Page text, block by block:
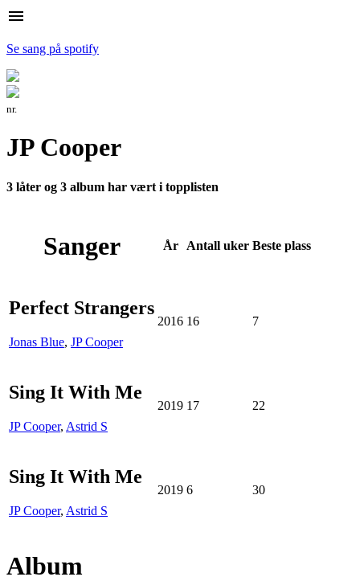
menu
Se sang på spotify
nr.
JP Cooper
3 låter og 3 album har vært i topplisten
Sanger År Antall uker Beste plass
Perfect Strangers
Jonas Blue, JP Cooper
2016 16 7
Sing It With Me
JP Cooper, Astrid S
2019 17 22
Sing It With Me
JP Cooper, Astrid S
2019 6 30
Album